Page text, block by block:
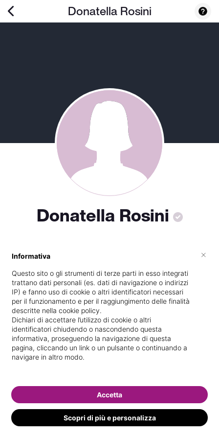
Donatella Rosini
Donatella Rosini
Specializzata inMassaggi del
benessere
Vedi le informazioni di Donatella
Informativa
Questo sito o gli strumenti di terze parti in esso integrati
trattano dati personali (es. dati di navigazione o indirizzi
IP) e fanno uso di cookie o altri identificatori necessari
per il funzionamento e per il raggiungimento delle finalità
descritte nella cookie policy.
Dichiari di accettare l’utilizzo di cookie o altri
identificatori chiudendo o nascondendo questa
informativa, proseguendo la navigazione di questa
pagina, cliccando un link o un pulsante o continuando a
navigare in altro modo.
Scopri di più e personalizza
Accetta
×